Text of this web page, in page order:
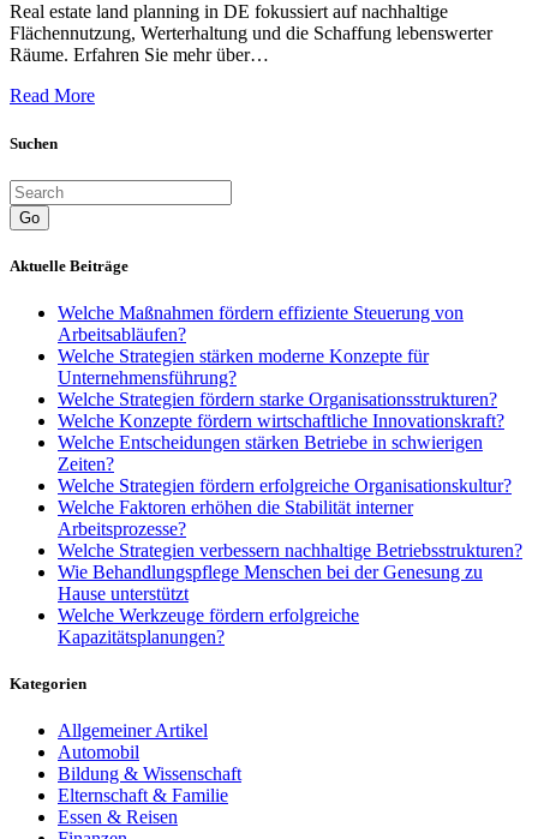
Real estate land planning in DE fokussiert auf nachhaltige
Flächennutzung, Werterhaltung und die Schaffung lebenswerter
Räume. Erfahren Sie mehr über…
Read More
Suchen
Go
Aktuelle Beiträge
Welche Maßnahmen fördern effiziente Steuerung von
Arbeitsabläufen?
Welche Strategien stärken moderne Konzepte für
Unternehmensführung?
Welche Strategien fördern starke Organisationsstrukturen?
Welche Konzepte fördern wirtschaftliche Innovationskraft?
Welche Entscheidungen stärken Betriebe in schwierigen
Zeiten?
Welche Strategien fördern erfolgreiche Organisationskultur?
Welche Faktoren erhöhen die Stabilität interner
Arbeitsprozesse?
Welche Strategien verbessern nachhaltige Betriebsstrukturen?
Wie Behandlungspflege Menschen bei der Genesung zu
Hause unterstützt
Welche Werkzeuge fördern erfolgreiche
Kapazitätsplanungen?
Kategorien
Allgemeiner Artikel
Automobil
Bildung & Wissenschaft
Elternschaft & Familie
Essen & Reisen